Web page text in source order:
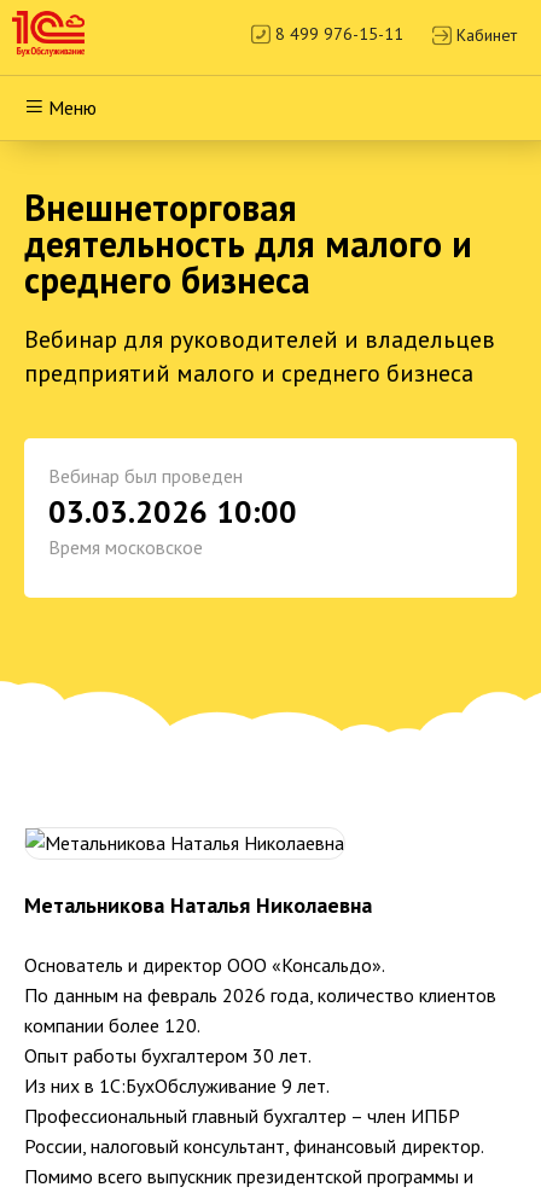
8 499 976-15-11 Кабинет
Меню
Внешнеторговая
деятельность для малого и
среднего бизнеса
Вебинар для руководителей и владельцев
предприятий малого и среднего бизнеса
Вебинар был проведен
03.03.2026 10:00
Время московское
Метальникова Наталья Николаевна
Основатель и директор ООО «Консальдо».
По данным на февраль 2026 года, количество клиентов
компании более 120.
Опыт работы бухгалтером 30 лет.
Из них в 1С:БухОбслуживание 9 лет.
Профессиональный главный бухгалтер – член ИПБР
России, налоговый консультант, финансовый директор.
Помимо всего выпускник президентской программы и